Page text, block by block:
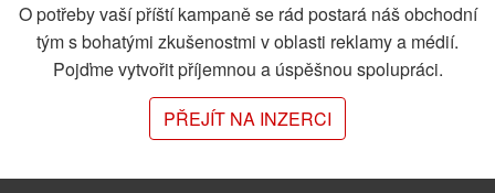
O potřeby vaší příští kampaně se rád postará náš obchodní
tým s bohatými zkušenostmi v oblasti reklamy a médií.
Pojďme vytvořit příjemnou a úspěšnou spolupráci.
PŘEJÍT NA INZERCI